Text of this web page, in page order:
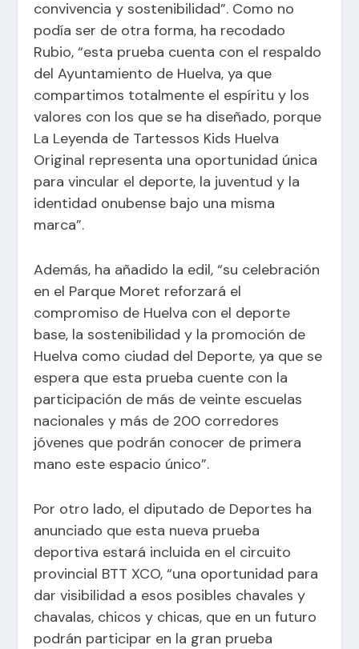
convivencia y sostenibilidad”. Como no
podía ser de otra forma, ha recodado
Rubio, “esta prueba cuenta con el respaldo
del Ayuntamiento de Huelva, ya que
compartimos totalmente el espíritu y los
valores con los que se ha diseñado, porque
La Leyenda de Tartessos Kids Huelva
Original representa una oportunidad única
para vincular el deporte, la juventud y la
identidad onubense bajo una misma
marca”.
Además, ha añadido la edil, “su celebración
en el Parque Moret reforzará el
compromiso de Huelva con el deporte
base, la sostenibilidad y la promoción de
Huelva como ciudad del Deporte, ya que se
espera que esta prueba cuente con la
participación de más de veinte escuelas
nacionales y más de 200 corredores
jóvenes que podrán conocer de primera
mano este espacio único”.
Por otro lado, el diputado de Deportes ha
anunciado que esta nueva prueba
deportiva estará incluida en el circuito
provincial BTT XCO, “una oportunidad para
dar visibilidad a esos posibles chavales y
chavalas, chicos y chicas, que en un futuro
podrán participar en la gran prueba